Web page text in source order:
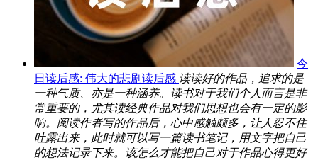
今
日读后感: 伟大的悲剧读后感 读读好的作品，追求的是
一种气质、亦是一种涵养。读书对于我们个人而言是非
常重要的，尤其读经典作品对我们思想也会有一定的影
响。阅读作者写的作品后，心中感触颇多，让人忍不住
吐露出来，此时就可以写一篇读书笔记，用文字把自己
的想法记录下来。该怎么才能把自己对于作品心得更好